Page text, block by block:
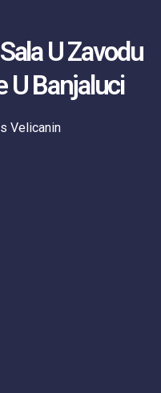
U Zavodu
U Banjaluci
Velicanin